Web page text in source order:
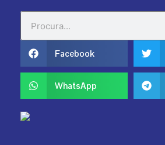
Facebook
WhatsApp